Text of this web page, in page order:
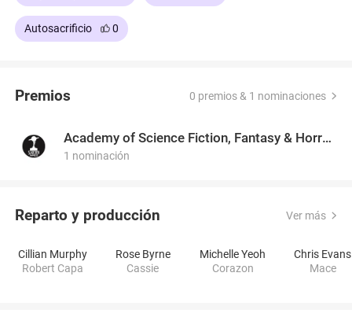
Autosacrificio 0
Premios 0 premios & 1 nominaciones
Academy of Science Fiction, Fantasy & Horror Films, USA
1 nominación
Reparto y producción Ver más
Cillian Murphy
Robert Capa
Rose Byrne
Cassie
Michelle Yeoh
Corazon
Chris Evans
Mace